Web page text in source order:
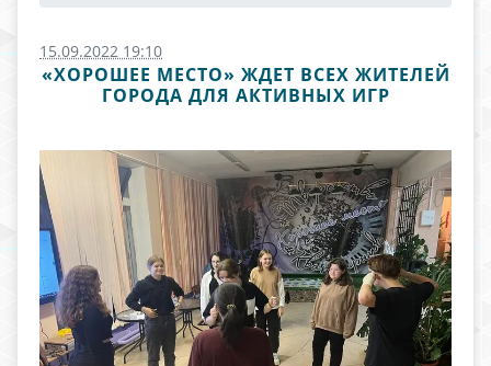
15.09.2022 19:10
«ХОРОШЕЕ МЕСТО» ЖДЕТ ВСЕХ ЖИТЕЛЕЙ
ГОРОДА ДЛЯ АКТИВНЫХ ИГР